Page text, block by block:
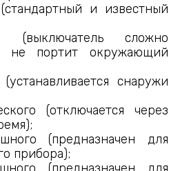
и известный
(выключатель сложно
не портит окружающий
снаружи
(отключается через
(предназначен для
прибора);